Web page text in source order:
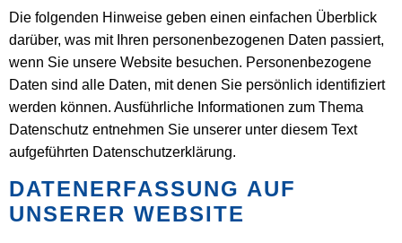
Die folgenden Hinweise geben einen einfachen Überblick
darüber, was mit Ihren personenbezogenen Daten passiert,
wenn Sie unsere Website besuchen. Personenbezogene
Daten sind alle Daten, mit denen Sie persönlich identifiziert
werden können. Ausführliche Informationen zum Thema
Datenschutz entnehmen Sie unserer unter diesem Text
aufgeführten Datenschutzerklärung.
DATENERFASSUNG AUF
UNSERER WEBSITE